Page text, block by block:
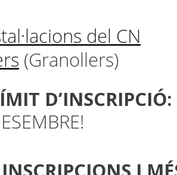
del CN
(Granollers)
D’INSCRIPCIÓ: